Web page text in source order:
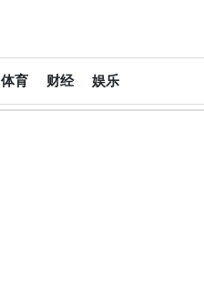
体育 财经 娱乐